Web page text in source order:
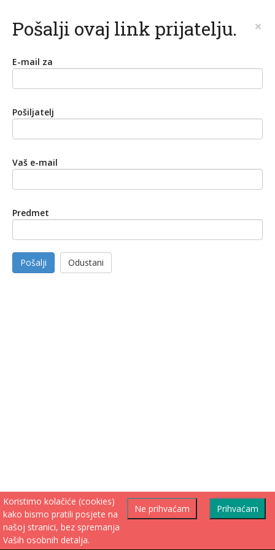
Pošalji ovaj link prijatelju. ×
E-mail za
Pošiljatelj
Vaš e-mail
Predmet
Pošalji Odustani
Prihvaćam
Ne prihvaćam
Koristimo kolačiće (cookies)
kako bismo pratili posjete na
našoj stranici, bez spremanja
Vaših osobnih detalja.